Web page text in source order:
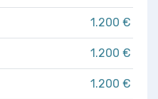
1.200 €
1.200 €
1.200 €